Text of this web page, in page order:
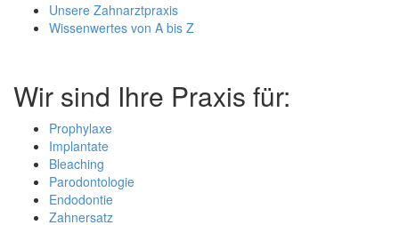
Unsere Zahnarztpraxis
Wissenwertes von A bis Z
Wir sind Ihre Praxis für:
Prophylaxe
Implantate
Bleaching
Parodontologie
Endodontie
Zahnersatz